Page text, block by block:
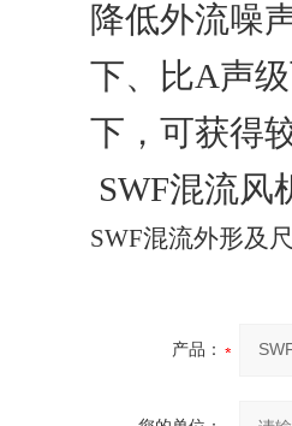
降低外流噪
下、比A声
下，可获得
SWF混流风
SWF混流外形及
产品：